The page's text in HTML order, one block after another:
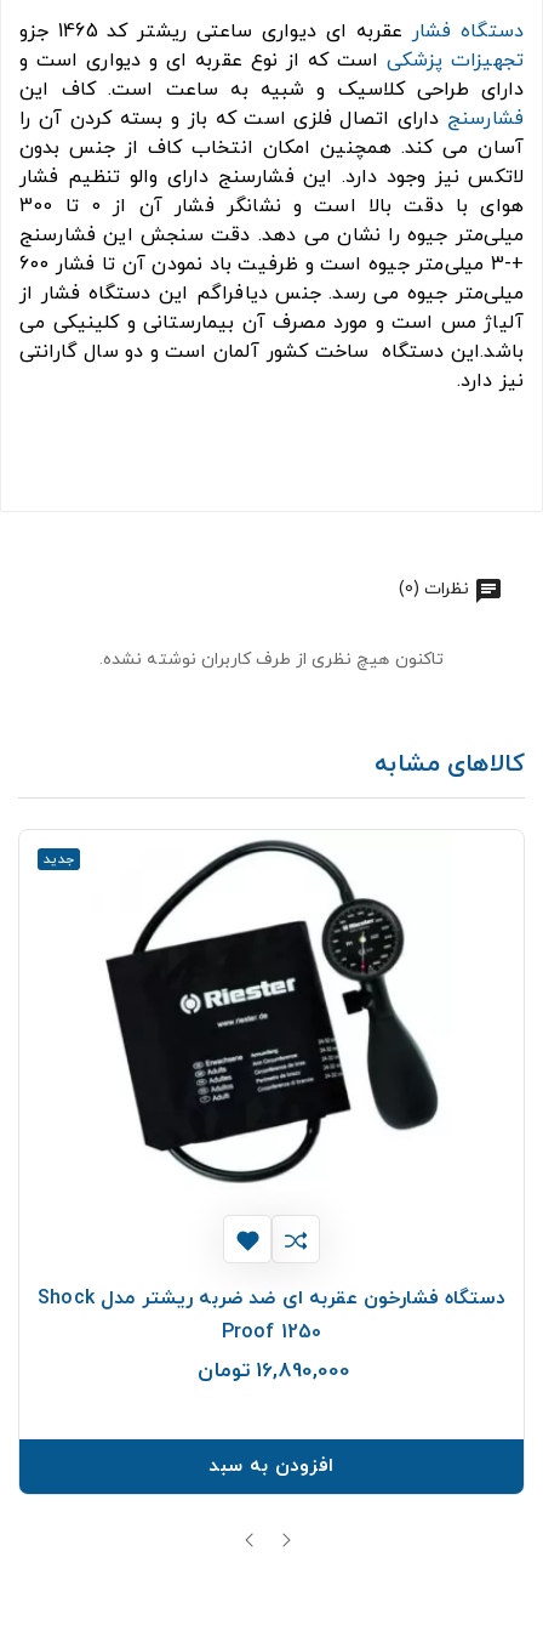
دستگاه فشار عقربه ای دیواری ساعتی ریشتر کد 1465 جزو
تجهیزات پزشکیاست که از نوع عقربه ای و دیواری است و
دارای طراحی کلاسیک و شبیه به ساعت است. کاف این
فشارسنج دارای اتصال فلزی است که باز و بسته کردن آن را
آسان می کند. همچنین امکان انتخاب کاف از جنس بدون
لاتکس نیز وجود دارد. این فشارسنج دارای والو تنظیم فشار
هوای با دقت بالا است و نشانگر فشار آن از 0 تا 300
میلی‌متر جیوه را نشان می دهد. دقت سنجش این فشارسنج
+-3 میلی‌متر جیوه است و ظرفیت باد نمودن آن تا فشار 600
میلی‌متر جیوه می رسد. جنس دیافراگم این دستگاه فشار از
آلیاژ مس است و مورد مصرف آن بیمارستانی و کلینیکی می
باشد.این دستگاه ساخت کشور آلمان است و دو سال گارانتی
نیز دارد.
نظرات (0)
تاکنون هیچ نظری از طرف کاربران نوشته نشده.
کالاهای مشابه
جدید
دستگاه فشارخون عقربه ای ضد ضربه ریشتر مدل Shock
Proof 1250
16,890,000 تومان
افزودن به سبد